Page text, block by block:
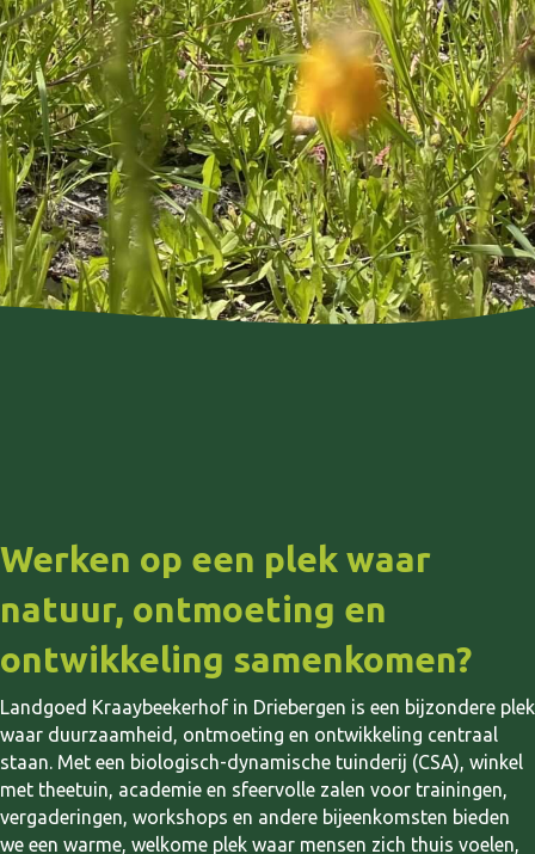
Werken op een plek waar
natuur, ontmoeting en
ontwikkeling samenkomen?
Landgoed Kraaybeekerhof in Driebergen is een bijzondere plek
waar duurzaamheid, ontmoeting en ontwikkeling centraal
staan. Met een biologisch-dynamische tuinderij (CSA), winkel
met theetuin, academie en sfeervolle zalen voor trainingen,
vergaderingen, workshops en andere bijeenkomsten bieden
we een warme, welkome plek waar mensen zich thuis voelen,